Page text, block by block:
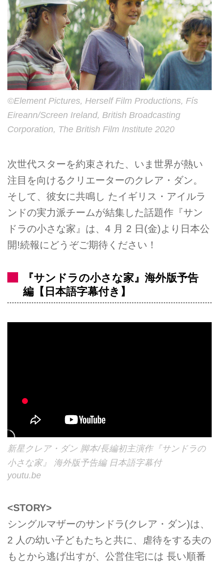
©Element Pictures, Herself Film Productions, Fís
Eireann/Screen Ireland, British Broadcasting
Corporation, The British Film Institute 2020
次世代スターを約束された、いま世界が熱い
注目を向けるクリエーターのクレア・ダン。
そして、彼女に共鳴し たイギリス・アイルラ
ンドの実力派チームが結集した話題作『サン
ドラの小さな家』は、4 月 2 日(金)より日本公
開!続報にどうぞご期待ください！
『サンドラの小さな家』海外版予告
編【日本語字幕付き】
新星クレア・ダン 脚本/長編初主演作『サンドラの
小さな家』 海外版予告編 日本語字幕付
youtu.be
<STORY>
シングルマザーのサンドラ(クレア・ダン)は、
2 人の幼い子どもたちと共に、虐待をする夫の
もとから逃げ出すが、公営住宅には 長い順番